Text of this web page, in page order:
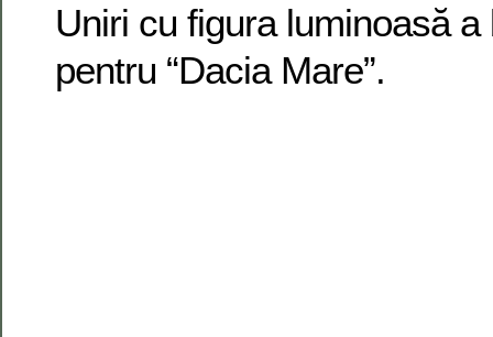
Uniri cu figura luminoasă
pentru “Dacia Mare”.